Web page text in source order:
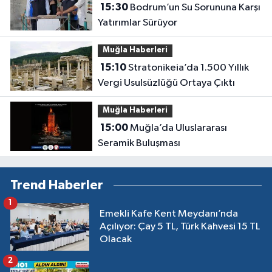
15:30Bodrum’un Su Sorununa Karşı
Yatırımlar Sürüyor
Muğla Haberleri
15:10Stratonikeia’da 1.500 Yıllık
Vergi Usulsüzlüğü Ortaya Çıktı
Muğla Haberleri
15:00Muğla’da Uluslararası
Seramik Buluşması
Trend Haberler
Emekli Kafe Kent Meydanı’nda
Açılıyor: Çay 5 TL, Türk Kahvesi 15 TL
Olacak
1
2